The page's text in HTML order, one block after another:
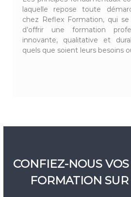
laquelle repose toute
chez Reflex Formation, qui
d’offrir une formation
innovante, qualitative et
quels que soient leurs besoins
CONFIEZ-NOUS
FORMATION